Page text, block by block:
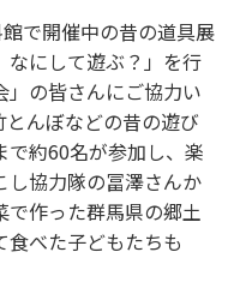
で開催中の昔の道具展
にして遊ぶ？」を行
」の皆さんにご協力い
んぼなどの昔の遊び
で約60名が参加し、楽
し協力隊の冨澤さんか
で作った群馬県の郷土
べた子どもたちも